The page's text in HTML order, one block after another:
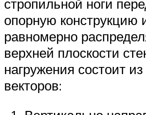
стропильной ноги
опорную конструкцию
равномерно
верхней плоскости
нагружения состоит
векторов: